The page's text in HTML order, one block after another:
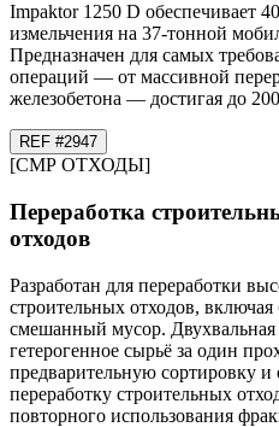
Impaktor 1250 D обеспечивает
измельчения на 37-тонной
Предназначен для самых
операций — от массивной
железобетона — достигая до
REF #2947
[СМР ОТХОДЫ]
Переработка
отходов
Разработан для переработки
строительных отходов,
смешанный мусор. Двухвальная
гетерогенное сырьё за один
предварительную сортировку
переработку строительных
повторного использования